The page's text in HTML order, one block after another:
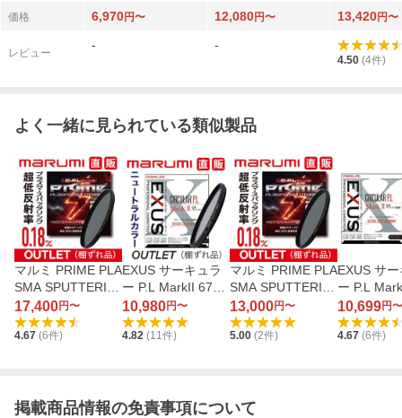
価格
6,970円〜 12,080円〜 13,420円〜
レビュー
- -
4.50 (4件)
よく一緒に見られている類似製品
マルミ PRIME PLA
SMA SPUTTERIN
G C-P.L 72mm
17,400円〜
4.67 (6件)
EXUS サーキュラ
ー P.L MarkII 67m
m
10,980円〜
4.82 (11件)
マルミ PRIME PLA
SMA SPUTTERIN
G C-P.L 55mm
13,000円〜
5.00 (2件)
EXUS サ
ー P.L
m
10,699円〜
4.67 (6件)
掲載商品情報の免責事項について